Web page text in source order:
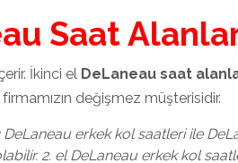
Saat
İkinci el DeLaneau saat
firmamızın değişmez müşterisidir.
DeLaneau erkek kol saatleri ile
2. el DeLaneau erkek kol